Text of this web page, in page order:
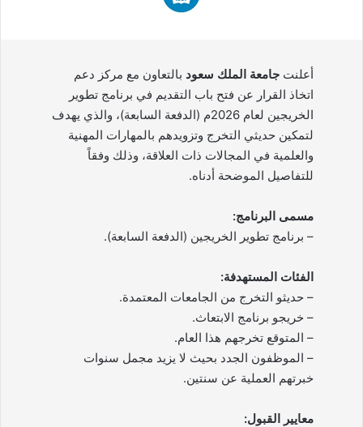
أعلنت جامعة الملك سعود بالتعاون مع مركز دعم
اتخاذ القرار عن فتح باب التقديم في برنامج تطوير
الخريجين لعام 2026م (الدفعة السابعة)، والذي يهدف
لتمكين حديثي التخرج وتزويدهم بالمهارات المهنية
والعلمية في المجالات ذات العلاقة، وذلك وفقاً
للتفاصيل الموضحة أدناه.
مسمى البرنامج:
– برنامج تطوير الخريجين (الدفعة السابعة).
الفئات المستهدفة:
– حديثو التخرج من الجامعات المعتمدة.
– خريجو برنامج الابتعاث.
– المتوقع تخرجهم هذا العام.
– الموظفون الجدد بحيث لا يزيد مجمل سنوات
خبرتهم العملية عن سنتين.
معايير القبول: